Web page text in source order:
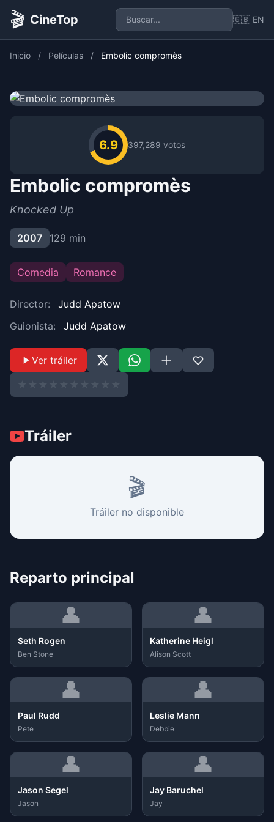
🎬 CineTop 🇬🇧 EN
Inicio / Películas / Embolic compromès
6.9 397,289 votos
Embolic compromès
Knocked Up
2007 129 min
Comedia Romance
Director:
Judd Apatow
Guionista:
Judd Apatow
Ver tráiler
Tráiler
🎬
Tráiler no disponible
Reparto principal
👤
Seth Rogen
Ben Stone
👤
Katherine Heigl
Alison Scott
👤
Paul Rudd
Pete
👤
Leslie Mann
Debbie
👤
Jason Segel
Jason
👤
Jay Baruchel
Jay